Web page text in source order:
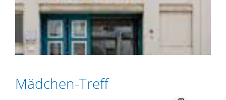
Mädchen-Treff